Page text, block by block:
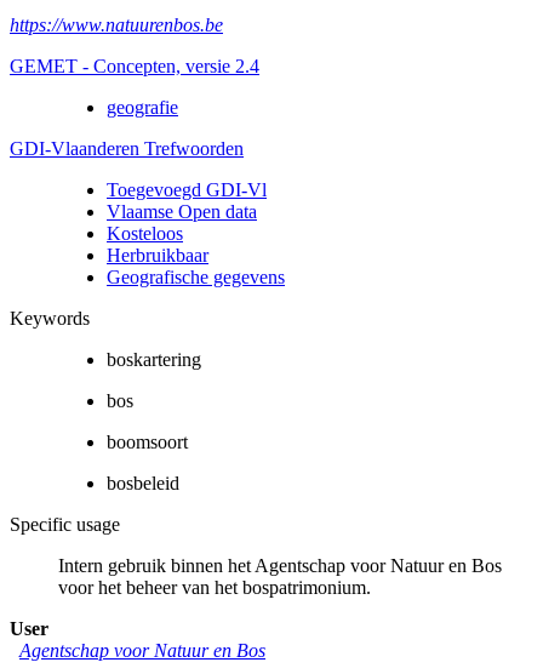
https://www.natuurenbos.be
GEMET - Concepten, versie 2.4
geografie
GDI-Vlaanderen Trefwoorden
Toegevoegd GDI-Vl
Vlaamse Open data
Kosteloos
Herbruikbaar
Geografische gegevens
Keywords
boskartering
bos
boomsoort
bosbeleid
Specific usage
Intern gebruik binnen het Agentschap voor Natuur en Bos
voor het beheer van het bospatrimonium.
User
Agentschap voor Natuur en Bos